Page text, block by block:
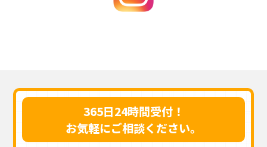
365日24時間受付！
お気軽にご相談ください。